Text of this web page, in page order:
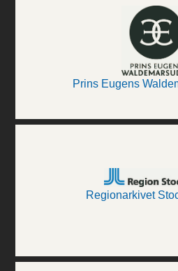
Prins Eugens
Regionarkivet